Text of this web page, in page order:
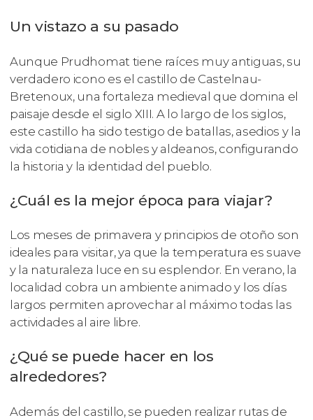
Un vistazo a su pasado
Aunque Prudhomat tiene raíces muy antiguas, su
verdadero icono es el castillo de Castelnau-
Bretenoux, una fortaleza medieval que domina el
paisaje desde el siglo XIII. A lo largo de los siglos,
este castillo ha sido testigo de batallas, asedios y la
vida cotidiana de nobles y aldeanos, configurando
la historia y la identidad del pueblo.
¿Cuál es la mejor época para viajar?
Los meses de primavera y principios de otoño son
ideales para visitar, ya que la temperatura es suave
y la naturaleza luce en su esplendor. En verano, la
localidad cobra un ambiente animado y los días
largos permiten aprovechar al máximo todas las
actividades al aire libre.
¿Qué se puede hacer en los
alrededores?
Además del castillo, se pueden realizar rutas de